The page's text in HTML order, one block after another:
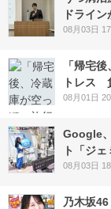
ドライ
08月03日
「帰宅
トレス
08月01日
Google
ト「ジ
08月03日
乃木坂